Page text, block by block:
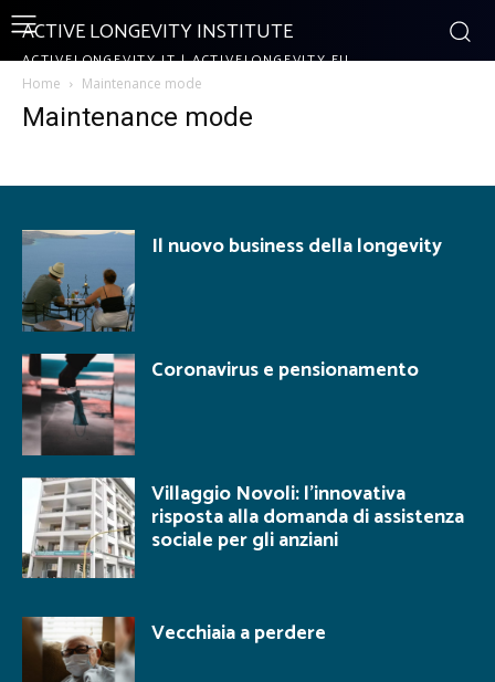
ACTIVE LONGEVITY INSTITUTE
ACTIVELONGEVITY.IT | ACTIVELONGEVITY.EU
Home Maintenance mode
Maintenance mode
Il nuovo business della longevity
Coronavirus e pensionamento
Villaggio Novoli: l’innovativa
risposta alla domanda di assistenza
sociale per gli anziani
Vecchiaia a perdere